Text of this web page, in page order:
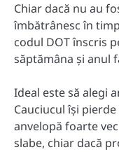
Chiar dacă nu au
îmbătrânesc în
codul DOT înscris
săptămâna și anul
Ideal este să alegi
Cauciucul își
anvelopă foarte
slabe, chiar dacă